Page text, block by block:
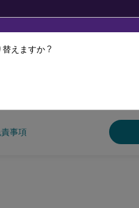
事項
えますか ?